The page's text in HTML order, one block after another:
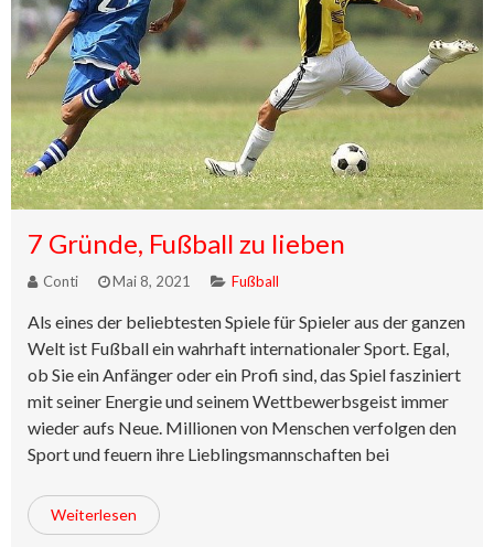
7 Gründe, Fußball zu lieben
Conti Mai 8, 2021 Fußball
Als eines der beliebtesten Spiele für Spieler aus der ganzen
Welt ist Fußball ein wahrhaft internationaler Sport. Egal,
ob Sie ein Anfänger oder ein Profi sind, das Spiel fasziniert
mit seiner Energie und seinem Wettbewerbsgeist immer
wieder aufs Neue. Millionen von Menschen verfolgen den
Sport und feuern ihre Lieblingsmannschaften bei
Weiterlesen